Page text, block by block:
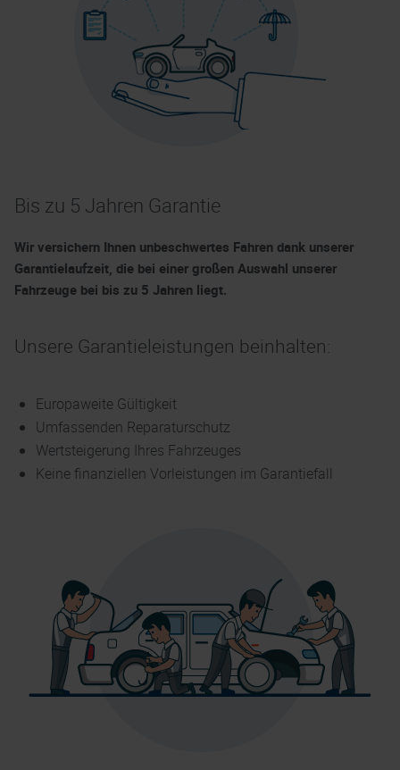
Bis zu 5 Jahren Garantie
Wir versichern Ihnen unbeschwertes Fahren dank unserer
Garantielaufzeit, die bei einer großen Auswahl unserer
Fahrzeuge bei bis zu 5 Jahren liegt.
Unsere Garantieleistungen beinhalten:
Europaweite Gültigkeit
Umfassenden Reparaturschutz
Wertsteigerung Ihres Fahrzeuges
Keine finanziellen Vorleistungen im Garantiefall